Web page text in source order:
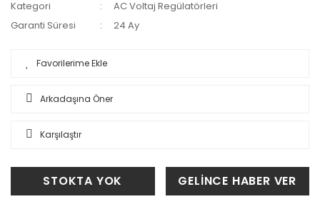
Kategori
AC Voltaj Regülatörleri
Garanti Süresi
24 Ay
Arkadaşına Öner
Karşılaştır
STOKTA YOK GELİNCE HABER VER